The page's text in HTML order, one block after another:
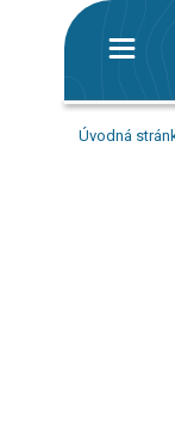
Úvodná